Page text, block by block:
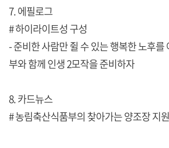
7. 에필로그
# 하이라이트성 구성
- 준비한 사람만 쥘 수 있는 행복한 노후를
부와 함께 인생 2모작을 준비하자
8. 카드뉴스
# 농림축산식품부의 찾아가는 양조장 지